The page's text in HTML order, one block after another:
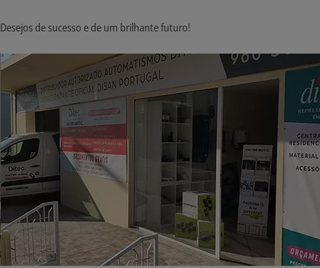
Desejos de sucesso e de um brilhante futuro!